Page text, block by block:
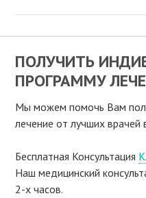
ПОЛУЧИТЬ
ПРОГРАММУ
Мы можем помочь Вам
лечение от лучших врачей
Бесплатная Консультация
Наш медицинский
2-х часов.